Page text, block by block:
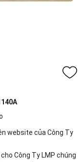
website của Công Ty
Công Ty LMP chúng